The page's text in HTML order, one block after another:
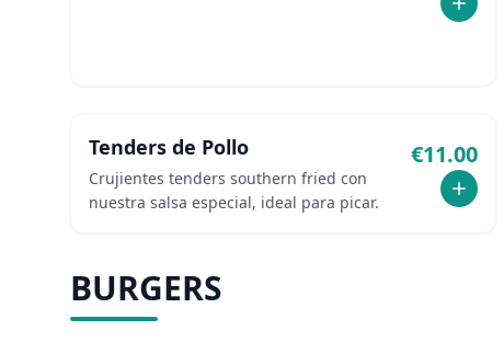
Tenders de Pollo
Crujientes tenders southern fried con
nuestra salsa especial, ideal para picar.
€11.00
BURGERS